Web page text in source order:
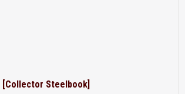
[Collector Steelbook]